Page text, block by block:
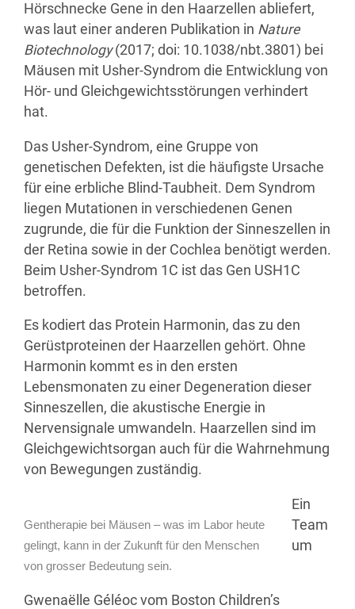
Hörschnecke Gene in den Haarzellen abliefert,
was laut einer anderen Publikation in Nature
Biotechnology(2017; doi: 10.1038/nbt.3801) bei
Mäusen mit Usher-Syndrom die Entwicklung von
Hör- und Gleichgewichtsstörungen verhindert
hat.
Das Usher-Syndrom, eine Gruppe von
genetischen Defekten, ist die häufigste Ursache
für eine erbliche Blind-Taubheit. Dem Syndrom
liegen Mutationen in verschiedenen Genen
zugrunde, die für die Funktion der Sinneszellen in
der Retina sowie in der Cochlea benötigt werden.
Beim Usher-Syndrom 1C ist das Gen USH1C
betroffen.
Es kodiert das Protein Harmonin, das zu den
Gerüstproteinen der Haarzellen gehört. Ohne
Harmonin kommt es in den ersten
Lebensmonaten zu einer Degeneration dieser
Sinneszellen, die akustische Energie in
Nervensignale umwandeln. Haarzellen sind im
Gleichgewichtsorgan auch für die Wahrnehmung
von Bewegungen zuständig.
Gentherapie bei Mäusen – was im Labor heute
gelingt, kann in der Zukunft für den Menschen
von grosser Bedeutung sein.
Ein
Team
um
Gwenaëlle Géléoc vom Boston Children’s